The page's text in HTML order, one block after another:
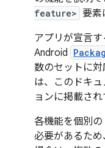
feature> 要素
アプリが宣言す
Android
数のセットに
は、このドキ
ョンに掲載され
各機能を個別の
必要があるた